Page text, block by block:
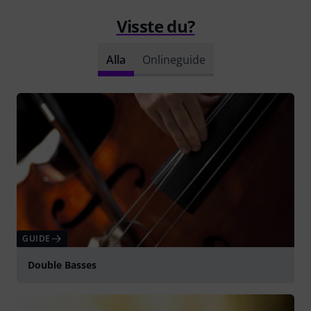
Visste du?
Alla Onlineguide
GUIDE
Double Basses